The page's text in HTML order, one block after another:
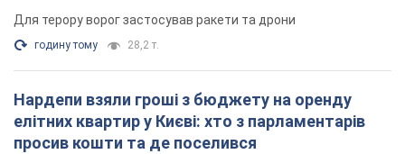
Для терору ворог застосував ракети та дрони
годину тому 28,2 т.
Нардепи взяли гроші з бюджету на оренду
елітних квартир у Києві: хто з парламентарів
просив кошти та де поселився